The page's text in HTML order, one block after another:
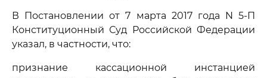
В Постановлении от 7 марта 2017 года N 5-П
Конституционный Суд Российской Федерации
указал, в частности, что:
признание кассационной инстанцией